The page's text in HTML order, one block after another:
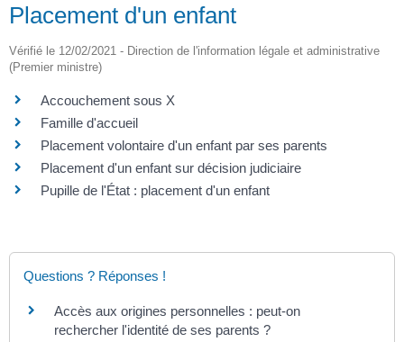
Placement d'un enfant
Vérifié le 12/02/2021 - Direction de l'information légale et administrative
(Premier ministre)
Accouchement sous X
Famille d'accueil
Placement volontaire d'un enfant par ses parents
Placement d'un enfant sur décision judiciaire
Pupille de l'État : placement d'un enfant
Questions ? Réponses !
Accès aux origines personnelles : peut-on
rechercher l'identité de ses parents ?